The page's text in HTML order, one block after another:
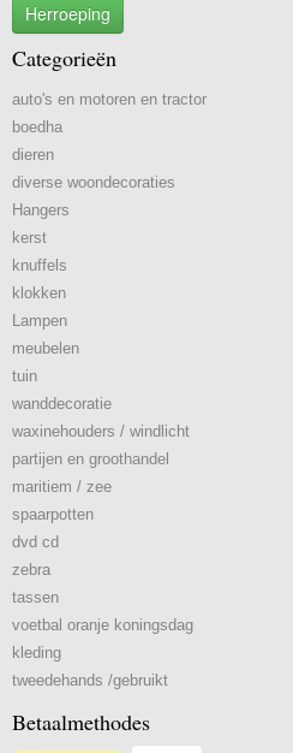
Herroeping
Categorieën
auto's en motoren en tractor
boedha
dieren
diverse woondecoraties
Hangers
kerst
knuffels
klokken
Lampen
meubelen
tuin
wanddecoratie
waxinehouders / windlicht
partijen en groothandel
maritiem / zee
spaarpotten
dvd cd
zebra
tassen
voetbal oranje koningsdag
kleding
tweedehands /gebruikt
Betaalmethodes